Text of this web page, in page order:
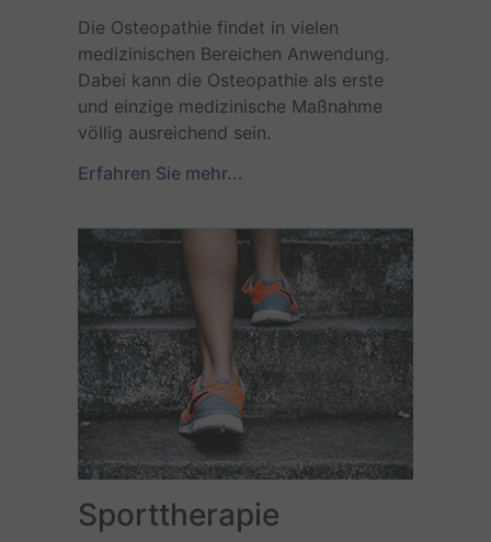
Die Osteopathie findet in vielen
medizinischen Bereichen Anwendung.
Dabei kann die Osteopathie als erste
und einzige medizinische Maßnahme
völlig ausreichend sein.
Erfahren Sie mehr...
Sporttherapie